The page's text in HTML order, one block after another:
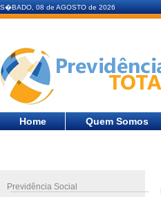
S�BADO, 08 de AGOSTO de 2026
Home Quem Somos
Previdência Social